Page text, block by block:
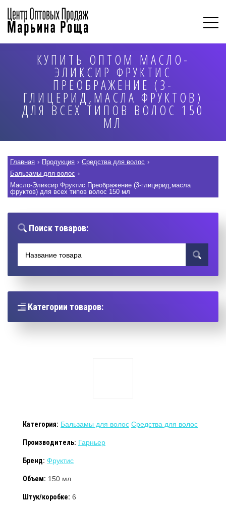
КУПИТЬ ОПТОМ МАСЛО-
ЭЛИКСИР ФРУКТИС
ПРЕОБРАЖЕНИЕ (3-
ГЛИЦЕРИД,МАСЛА ФРУКТОВ)
ДЛЯ ВСЕХ ТИПОВ ВОЛОС 150
МЛ
Главная › Продукция › Средства для волос ›
Бальзамы для волос ›
Масло-Эликсир Фруктис Преображение (3-глицерид,масла
фруктов) для всех типов волос 150 мл
Поиск товаров:
Категории товаров:
Категория: Бальзамы для волос Средства для волос
Производитель: Гарньер
Бренд: Фруктис
Объем: 150 мл
Штук/коробке: 6